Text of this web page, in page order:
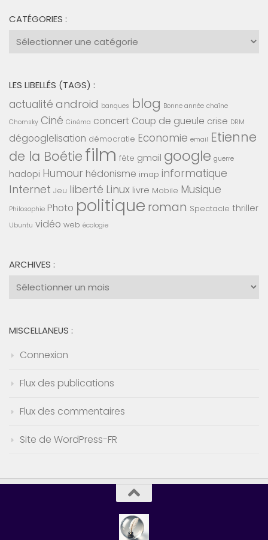
CATÉGORIES :
Catégories
LES LIBELLÉS (TAGS) :
actualité android banques blog Bonne année chaîne
Chomsky Ciné Cinéma concert Coup de gueule crise DRM
dégooglelisation démocratie Economie email Etienne
de la Boétie film fête gmail google guerre
hadopi Humour hédonisme imap informatique
Internet Jeu liberté Linux livre Mobile Musique
Philosophie Photo politique roman Spectacle thriller
Ubuntu vidéo web écologie
ARCHIVES :
Archives
MISCELLANEUS :
Connexion
Flux des publications
Flux des commentaires
Site de WordPress-FR